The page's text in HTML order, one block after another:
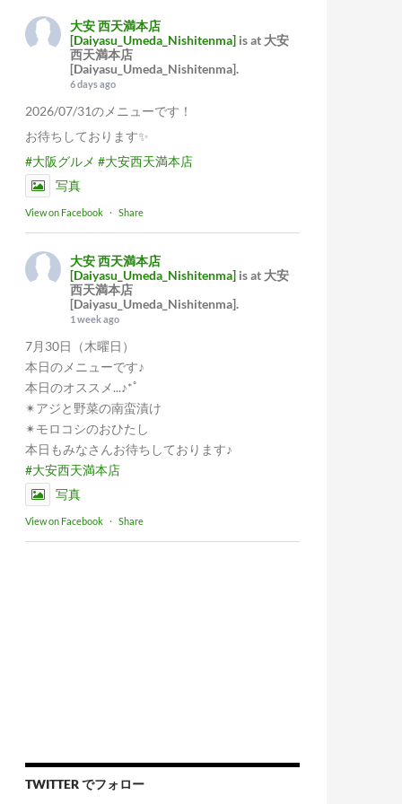
大安 西天満本店
[Daiyasu_Umeda_Nishitenma] is at 大安
西天満本店
[Daiyasu_Umeda_Nishitenma].
6 days ago
2026/07/31のメニューです！
お待ちしております✨
#大阪グルメ #大安西天満本店
写真
View on Facebook · Share
大安 西天満本店
[Daiyasu_Umeda_Nishitenma] is at 大安
西天満本店
[Daiyasu_Umeda_Nishitenma].
1 week ago
7月30日（木曜日）
本日のメニューです♪
本日のオススメ...♪*ﾟ
✴︎アジと野菜の南蛮漬け
✴︎モロコシのおひたし
本日もみなさんお待ちしております♪
#大安西天満本店
写真
View on Facebook · Share
TWITTER でフォロー